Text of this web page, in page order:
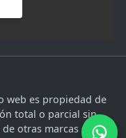
web es propiedad de
total o parcial sin
otras marcas son